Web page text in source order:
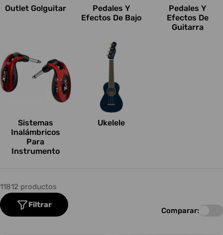
Outlet Go!guitar
Pedales Y
Efectos De Bajo
Pedales Y
Efectos De
Guitarra
Sistemas
Inalámbricos
Para
Instrumento
Ukelele
11812 productos
Filtrar
Comparar: